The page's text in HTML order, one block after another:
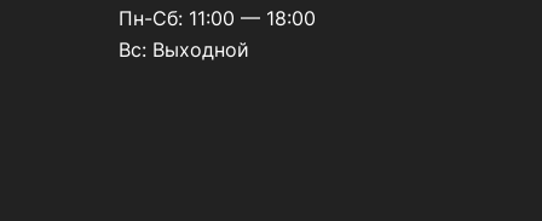
Пн-Сб: 11:00 — 18:00
Вс: Выходной